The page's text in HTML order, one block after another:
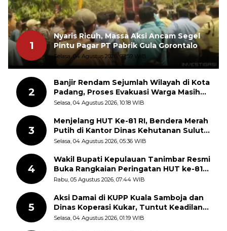
1
Nyaris Ricuh, Massa Aksi Ancam Segel
Pintu Pagar PT Pabrik Gula Gorontalo
Selasa, 04 Agustus 2026, 07:59 WIB
2
Banjir Rendam Sejumlah Wilayah di Kota
Padang, Proses Evakuasi Warga Masih
Berlangsung
Selasa, 04 Agustus 2026, 10:18 WIB
3
Menjelang HUT Ke-81 RI, Bendera Merah
Putih di Kantor Dinas Kehutanan Sulut
Disorot Warga
Selasa, 04 Agustus 2026, 05:36 WIB
4
Wakil Bupati Kepulauan Tanimbar Resmi
Buka Rangkaian Peringatan HUT ke-81
Kemerdekaan RI, ASN Diajak Perkuat
Rabu, 05 Agustus 2026, 07:44 WIB
5
Aksi Damai di KUPP Kuala Samboja dan
Dinas Koperasi Kukar, Tuntut Keadilan
dan Kesempatan Kerja yang Adil
Selasa, 04 Agustus 2026, 01:19 WIB